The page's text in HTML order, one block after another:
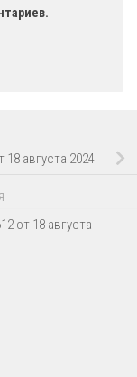
августа 2024
от 18 августа